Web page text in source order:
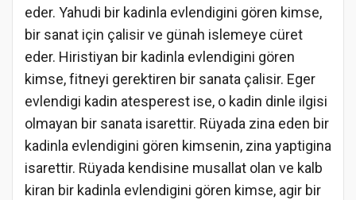
eder. Yahudi bir kadinla evlendigini gören kimse,
bir sanat için çalisir ve günah islemeye cüret
eder. Hiristiyan bir kadinla evlendigini gören
kimse, fitneyi gerektiren bir sanata çalisir. Eger
evlendigi kadin atesperest ise, o kadin dinle ilgisi
olmayan bir sanata isarettir. Rüyada zina eden bir
kadinla evlendigini gören kimsenin, zina yaptigina
isarettir. Rüyada kendisine musallat olan ve kalb
kiran bir kadinla evlendigini gören kimse, agir bir